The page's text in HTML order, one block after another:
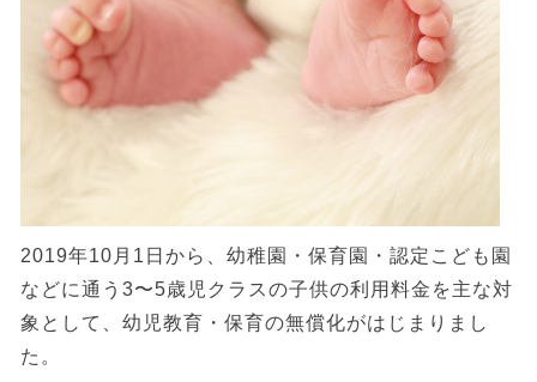
2019年10月1日から、幼稚園・保育園・認定こども園
などに通う3〜5歳児クラスの子供の利用料金を主な対
象として、幼児教育・保育の無償化がはじまりまし
た。